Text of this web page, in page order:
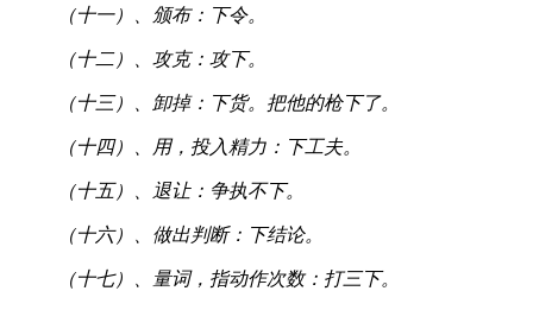
（十一）、颁布：下令。
（十二）、攻克：攻下。
（十三）、卸掉：下货。把他的枪下了。
（十四）、用，投入精力：下工夫。
（十五）、退让：争执不下。
（十六）、做出判断：下结论。
（十七）、量词，指动作次数：打三下。